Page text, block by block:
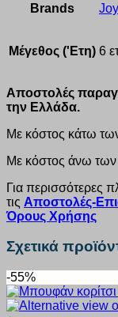
Brands
Μέγεθος ('Ετη) 6
Αποστολές
την Ελλάδα.
Με κόστος κάτω
Με κόστος άνω των
Για περισσότερες
τις Αποστολές-
Όρους Χρήσης
Σχετικά
-55%